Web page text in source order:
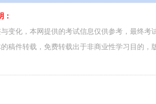
：
变化，本网提供的考试信息仅供参考，最终考
稿件转载，免费转载出于非商业性学习目的